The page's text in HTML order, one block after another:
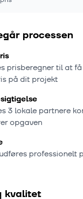
processen
prisberegner til at
på dit projekt
3 lokale partnere
opgaven
professionelt
kvalitet